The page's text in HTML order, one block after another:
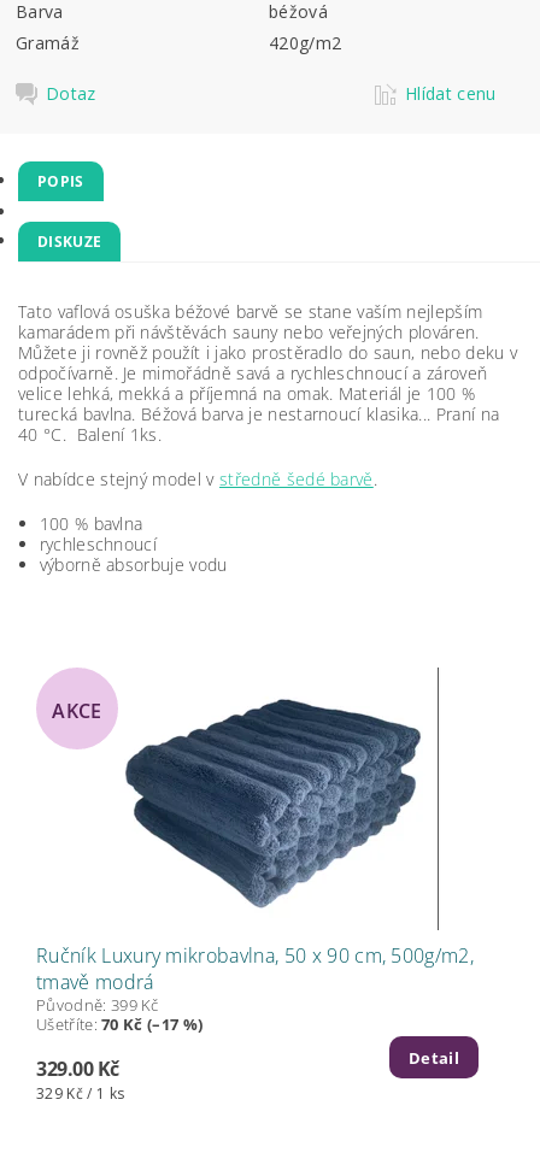
Barva
béžová
Gramáž
420g/m2
Dotaz Hlídat cenu
POPIS
DISKUZE
Tato vaflová osuška béžové barvě se stane vaším nejlepším
kamarádem při návštěvách sauny nebo veřejných plováren.
Můžete ji rovněž použít i jako prostěradlo do saun, nebo deku v
odpočívarně. Je mimořádně savá a rychleschnoucí a zároveň
velice lehká, mekká a příjemná na omak. Materiál je 100 %
turecká bavlna. Béžová barva je nestarnoucí klasika... Praní na
40 °C. Balení 1ks.
V nabídce stejný model vstředně šedé barvě.
100 % bavlna
rychleschnoucí
výborně absorbuje vodu
AKCE
Ručník Luxury mikrobavlna, 50 x 90 cm, 500g/m2,
tmavě modrá
Původně: 399 Kč
Ušetříte:70 Kč (–17 %)
329.00 Kč
329 Kč / 1 ks
Detail